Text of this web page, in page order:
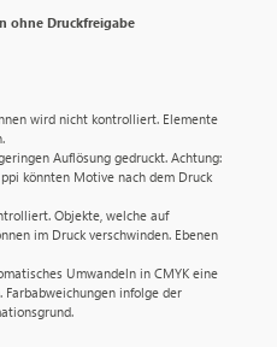
ohne Druckfreigabe
wird nicht kontrolliert. Elemente
Auflösung gedruckt. Achtung:
könnten Motive nach dem Druck
Objekte, welche auf
im Druck verschwinden. Ebenen
Umwandeln in CMYK eine
Farbabweichungen infolge der